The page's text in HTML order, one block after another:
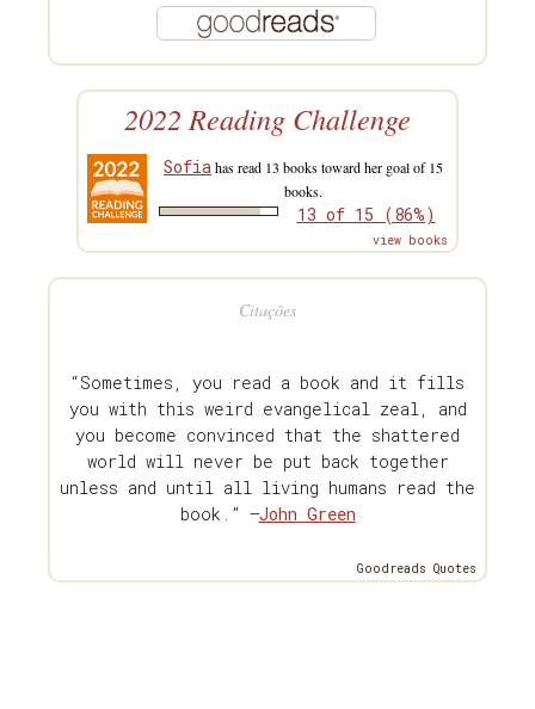
2022 Reading Challenge
Sofiahas read 13 books toward her goal of 15
books.
13 of 15 (86%)
view books
Citações
“Sometimes, you read a book and it fills
you with this weird evangelical zeal, and
you become convinced that the shattered
world will never be put back together
unless and until all living humans read the
book.” —John Green
Goodreads Quotes